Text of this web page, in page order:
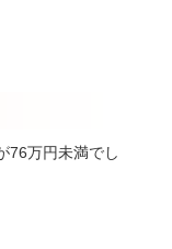
76万円未満でし